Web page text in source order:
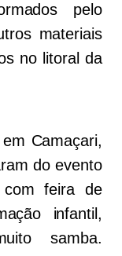
pelo
materiais
no litoral da
Camaçari,
do evento
com feira de
infantil,
samba.